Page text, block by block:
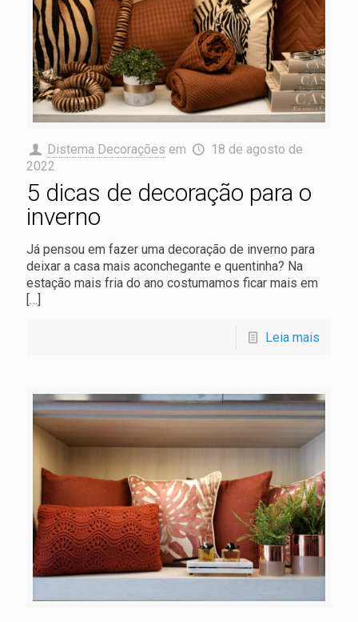
Distema Decorações em
18 de agosto de
2022
5 dicas de decoração para o
inverno
Já pensou em fazer uma decoração de inverno para
deixar a casa mais aconchegante e quentinha? Na
estação mais fria do ano costumamos ficar mais em
[…]
Leia mais